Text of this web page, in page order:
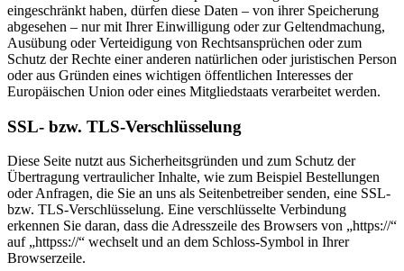
eingeschränkt haben, dürfen diese Daten – von ihrer Speicherung
abgesehen – nur mit Ihrer Einwilligung oder zur Geltendmachung,
Ausübung oder Verteidigung von Rechtsansprüchen oder zum
Schutz der Rechte einer anderen natürlichen oder juristischen Person
oder aus Gründen eines wichtigen öffentlichen Interesses der
Europäischen Union oder eines Mitgliedstaats verarbeitet werden.
SSL- bzw. TLS-Verschlüsselung
Diese Seite nutzt aus Sicherheitsgründen und zum Schutz der
Übertragung vertraulicher Inhalte, wie zum Beispiel Bestellungen
oder Anfragen, die Sie an uns als Seitenbetreiber senden, eine SSL-
bzw. TLS-Verschlüsselung. Eine verschlüsselte Verbindung
erkennen Sie daran, dass die Adresszeile des Browsers von „https://“
auf „httpss://“ wechselt und an dem Schloss-Symbol in Ihrer
Browserzeile.